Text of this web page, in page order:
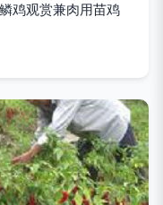
鸡观赏兼肉用苗鸡